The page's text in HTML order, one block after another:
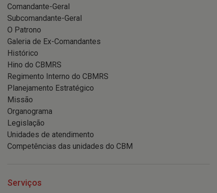
Comandante-Geral
Subcomandante-Geral
O Patrono
Galeria de Ex-Comandantes
Histórico
Hino do CBMRS
Regimento Interno do CBMRS
Planejamento Estratégico
Missão
Organograma
Legislação
Unidades de atendimento
Competências das unidades do CBM
Serviços